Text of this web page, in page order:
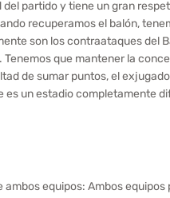
partido y tiene un gran
recuperamos el balón,
son los contraataques del
Tenemos que mantener la
de sumar puntos, el
un estadio completamente
equipos: Ambos